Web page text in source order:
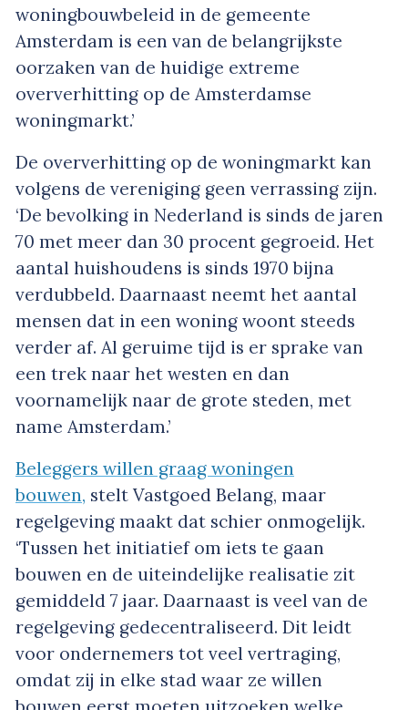
woningbouwbeleid in de gemeente
Amsterdam is een van de belangrijkste
oorzaken van de huidige extreme
oververhitting op de Amsterdamse
woningmarkt.’
De oververhitting op de woningmarkt kan
volgens de vereniging geen verrassing zijn.
‘De bevolking in Nederland is sinds de jaren
70 met meer dan 30 procent gegroeid. Het
aantal huishoudens is sinds 1970 bijna
verdubbeld. Daarnaast neemt het aantal
mensen dat in een woning woont steeds
verder af. Al geruime tijd is er sprake van
een trek naar het westen en dan
voornamelijk naar de grote steden, met
name Amsterdam.’
Beleggers willen graag woningen
bouwen, stelt Vastgoed Belang, maar
regelgeving maakt dat schier onmogelijk.
‘Tussen het initiatief om iets te gaan
bouwen en de uiteindelijke realisatie zit
gemiddeld 7 jaar. Daarnaast is veel van de
regelgeving gedecentraliseerd. Dit leidt
voor ondernemers tot veel vertraging,
omdat zij in elke stad waar ze willen